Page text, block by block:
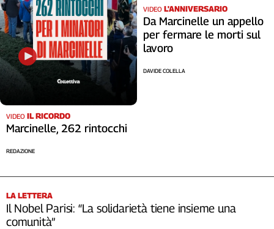
VIDEO IL RICORDO
Marcinelle, 262 rintocchi
REDAZIONE
VIDEO L'ANNIVERSARIO
Da Marcinelle un appello
per fermare le morti sul
lavoro
DAVIDE COLELLA
LA LETTERA
Il Nobel Parisi: “La solidarietà tiene insieme una
comunità”